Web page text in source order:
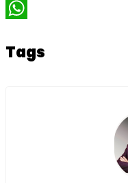
Telegram
Tags